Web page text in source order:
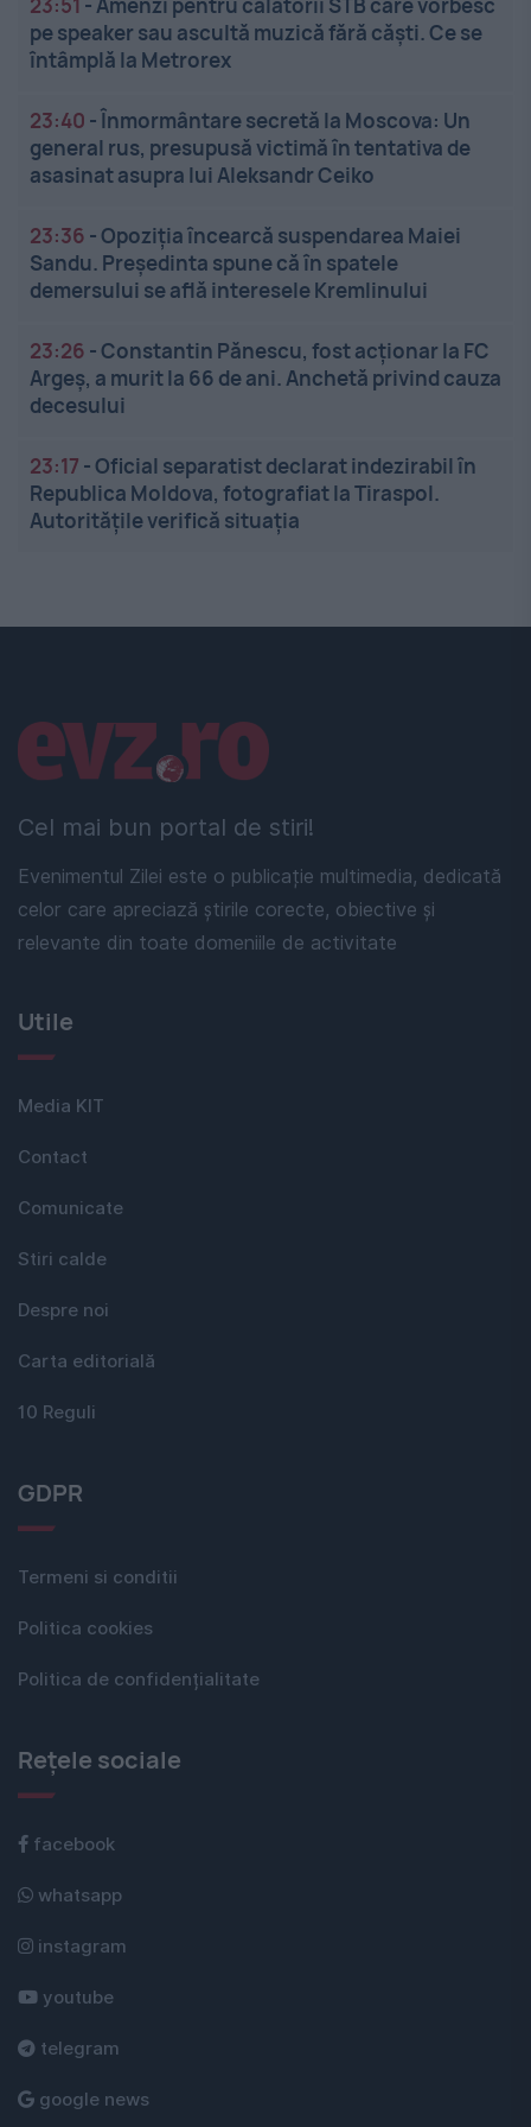
23:51 -Amenzi pentru călătorii STB care vorbesc
pe speaker sau ascultă muzică fără căști. Ce se
întâmplă la Metrorex
23:40 -Înmormântare secretă la Moscova: Un
general rus, presupusă victimă în tentativa de
asasinat asupra lui Aleksandr Ceiko
23:36 -Opoziția încearcă suspendarea Maiei
Sandu. Președinta spune că în spatele
demersului se află interesele Kremlinului
23:26 -Constantin Pănescu, fost acționar la FC
Argeș, a murit la 66 de ani. Anchetă privind cauza
decesului
23:17 -Oficial separatist declarat indezirabil în
Republica Moldova, fotografiat la Tiraspol.
Autoritățile verifică situația
Cel mai bun portal de stiri!
Evenimentul Zilei este o publicație multimedia, dedicată
celor care apreciază știrile corecte, obiective și
relevante din toate domeniile de activitate
Linkuri utile
Utile
Media KIT
Contact
Comunicate
Stiri calde
Despre noi
Carta editorială
10 Reguli
GDPR
Termeni si conditii
Politica cookies
Politica de confidențialitate
Rețele sociale
facebook
whatsapp
instagram
youtube
telegram
google news